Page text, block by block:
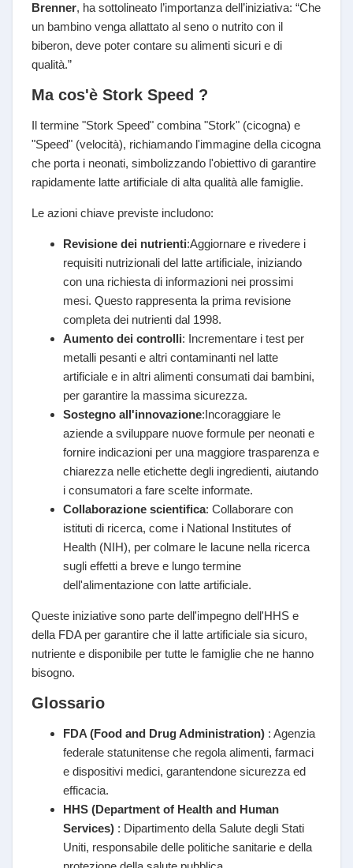
Brenner, ha sottolineato l’importanza dell’iniziativa: “Che
un bambino venga allattato al seno o nutrito con il
biberon, deve poter contare su alimenti sicuri e di
qualità.”
Ma cos'è Stork Speed ?
Il termine "Stork Speed" combina "Stork" (cicogna) e
"Speed" (velocità), richiamando l'immagine della cicogna
che porta i neonati, simbolizzando l'obiettivo di garantire
rapidamente latte artificiale di alta qualità alle famiglie.​
Le azioni chiave previste includono:
Revisione dei nutrienti:Aggiornare e rivedere i
requisiti nutrizionali del latte artificiale, iniziando
con una richiesta di informazioni nei prossimi
mesi. Questo rappresenta la prima revisione
completa dei nutrienti dal 1998.
Aumento dei controlli: Incrementare i test per
metalli pesanti e altri contaminanti nel latte
artificiale e in altri alimenti consumati dai bambini,
per garantire la massima sicurezza.
Sostegno all'innovazione:Incoraggiare le
aziende a sviluppare nuove formule per neonati e
fornire indicazioni per una maggiore trasparenza e
chiarezza nelle etichette degli ingredienti, aiutando
i consumatori a fare scelte informate.
Collaborazione scientifica: Collaborare con
istituti di ricerca, come i National Institutes of
Health (NIH), per colmare le lacune nella ricerca
sugli effetti a breve e lungo termine
dell'alimentazione con latte artificiale.
Queste iniziative sono parte dell'impegno dell'HHS e
della FDA per garantire che il latte artificiale sia sicuro,
nutriente e disponibile per tutte le famiglie che ne hanno
bisogno.
Glossario
FDA (Food and Drug Administration) : Agenzia
federale statunitense che regola alimenti, farmaci
e dispositivi medici, garantendone sicurezza ed
efficacia.
HHS (Department of Health and Human
Services) : Dipartimento della Salute degli Stati
Uniti, responsabile delle politiche sanitarie e della